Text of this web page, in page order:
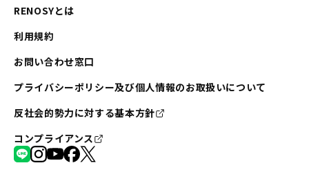
RENOSYとは
利用規約
お問い合わせ窓口
プライバシーポリシー及び個人情報のお取扱いについて
反社会的勢力に対する基本方針
コンプライアンス